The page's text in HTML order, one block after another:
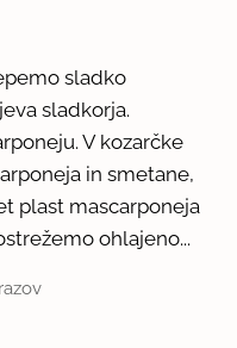
sladko
sladkorja.
V kozarčke
in smetane,
plast mascarponeja
ohlajeno...